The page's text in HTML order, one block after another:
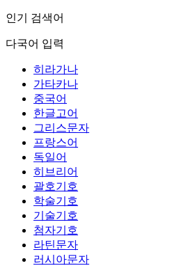
인기 검색어
다국어 입력
히라가나
가타카나
중국어
한글고어
그리스문자
프랑스어
독일어
히브리어
괄호기호
학술기호
기술기호
첨자기호
라틴문자
러시아문자